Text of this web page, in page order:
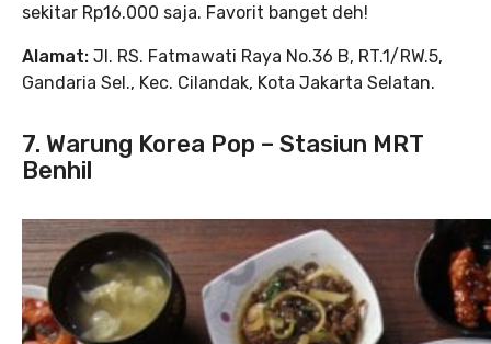
sekitar Rp16.000 saja. Favorit banget deh!
Alamat: Jl. RS. Fatmawati Raya No.36 B, RT.1/RW.5,
Gandaria Sel., Kec. Cilandak, Kota Jakarta Selatan.
7. Warung Korea Pop – Stasiun MRT
Benhil